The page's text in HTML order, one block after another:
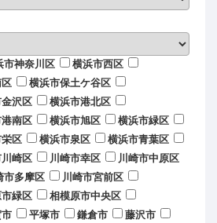
市神奈川区
横浜市西区
横浜市保土ケ谷区
沢区
横浜市港北区
南区 横浜市旭区
横浜市緑区
区 横浜市泉区
横浜市青葉区
崎区 川崎市幸区
川崎市中原区
市多摩区
川崎市宮前区
緑区
相模原市中央区
平塚市 鎌倉市
藤沢市